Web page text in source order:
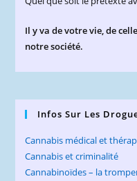
Il y va de votre vie, de
notre société.
Infos Sur Les
Cannabis médical et
Cannabis et criminalité
Cannabinoïdes – la